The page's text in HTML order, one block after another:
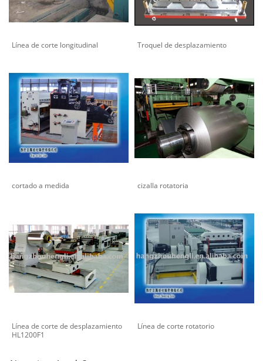
Línea de corte longitudinal Troquel de desplazamiento
cortado a medida cizalla rotatoria
Línea de corte de desplazamiento
HL1200F1
Línea de corte rotatorio